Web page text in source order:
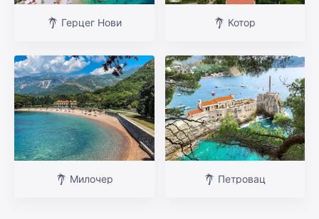
Герцег Нови Котор
Милочер Петровац